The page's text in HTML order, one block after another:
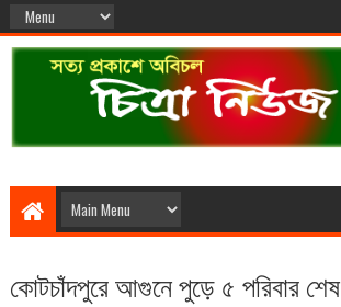
কোটচাঁদপুরে আগুনে পুড়ে ৫ পরিবার শেষ